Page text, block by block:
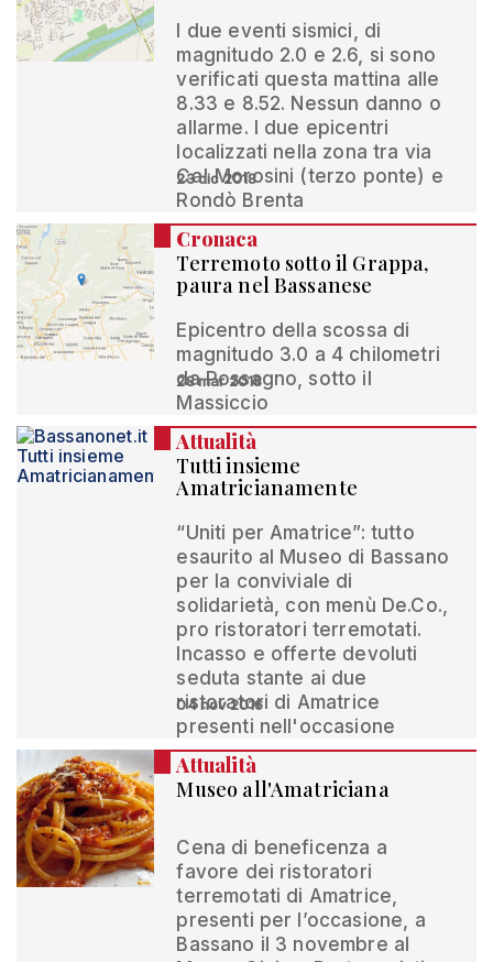
I due eventi sismici, di
magnitudo 2.0 e 2.6, si sono
verificati questa mattina alle
8.33 e 8.52. Nessun danno o
allarme. I due epicentri
localizzati nella zona tra via
Ca' Morosini (terzo ponte) e
Rondò Brenta
23 dic 2018
Cronaca
Terremoto sotto il Grappa,
paura nel Bassanese
Epicentro della scossa di
magnitudo 3.0 a 4 chilometri
da Possagno, sotto il
Massiccio
28 mar 2018
Attualità
Tutti insieme
Amatricianamente
“Uniti per Amatrice”: tutto
esaurito al Museo di Bassano
per la conviviale di
solidarietà, con menù De.Co.,
pro ristoratori terremotati.
Incasso e offerte devoluti
seduta stante ai due
ristoratori di Amatrice
presenti nell'occasione
04 nov 2016
Attualità
Museo all'Amatriciana
Cena di beneficenza a
favore dei ristoratori
terremotati di Amatrice,
presenti per l’occasione, a
Bassano il 3 novembre al